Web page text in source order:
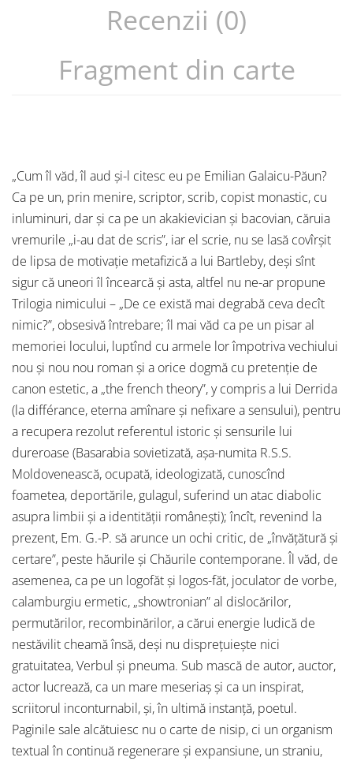
Recenzii (0)
Fragment din carte
„Cum îl văd, îl aud și-l citesc eu pe Emilian Galaicu-Păun?
Ca pe un, prin menire, scriptor, scrib, copist monastic, cu
inluminuri, dar și ca pe un akakievician și bacovian, căruia
vremurile „i-au dat de scris”, iar el scrie, nu se lasă covîrșit
de lipsa de motivație metafizică a lui Bartleby, deși sînt
sigur că uneori îl încearcă și asta, altfel nu ne-ar propune
Trilogia nimicului – „De ce există mai degrabă ceva decît
nimic?”, obsesivă întrebare; îl mai văd ca pe un pisar al
memoriei locului, luptînd cu armele lor împotriva vechiului
nou și nou nou roman și a orice dogmă cu pretenție de
canon estetic, a „the french theory”, y compris a lui Derrida
(la différance, eterna amînare și nefixare a sensului), pentru
a recupera rezolut referentul istoric și sensurile lui
dureroase (Basarabia sovietizată, așa-numita R.S.S.
Moldovenească, ocupată, ideologizată, cunoscînd
foametea, deportările, gulagul, suferind un atac diabolic
asupra limbii și a identității românești); încît, revenind la
prezent, Em. G.-P. să arunce un ochi critic, de „învățătură și
certare”, peste hăurile și Chăurile contemporane. Îl văd, de
asemenea, ca pe un logofăt și logos-făt, joculator de vorbe,
calamburgiu ermetic, „showtronian” al dislocărilor,
permutărilor, recombinărilor, a cărui energie ludică de
nestăvilit cheamă însă, deși nu disprețuiește nici
gratuitatea, Verbul și pneuma. Sub mască de autor, auctor,
actor lucrează, ca un mare meseriaș și ca un inspirat,
scriitorul inconturnabil, și, în ultimă instanță, poetul.
Paginile sale alcătuiesc nu o carte de nisip, ci un organism
textual în continuă regenerare și expansiune, un straniu,